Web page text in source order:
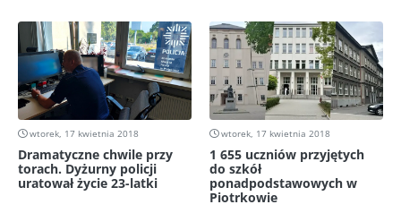
wtorek, 17 kwietnia 2018
Dramatyczne chwile przy
torach. Dyżurny policji
uratował życie 23-latki
wtorek, 17 kwietnia 2018
1 655 uczniów przyjętych
do szkół
ponadpodstawowych w
Piotrkowie